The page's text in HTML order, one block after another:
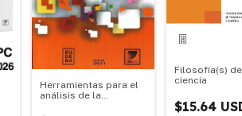
Herramientas para el
análisis de la
Filosofía(s)
ciencia
$15.64